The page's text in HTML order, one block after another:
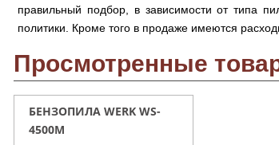
правильный подбор, в зависимости от типа
политики. Кроме того в продаже имеются
Просмотренные
БЕНЗОПИЛА WERK WS-
4500М